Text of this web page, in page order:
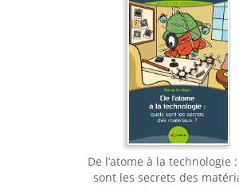
De l’atome à la technologie
sont les secrets des